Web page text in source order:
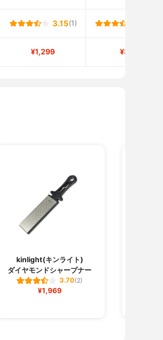
3.15(1)
¥1,299 ¥343
kinlight(キンライト)
ダイヤモンドシャープナー
3.70(2)
¥1,969